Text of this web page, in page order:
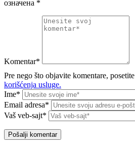
означена *
Komentar*
Pre nego što objavite komentare, posetite
korišćenja usluge.
Ime*
Email adresa*
Vaš veb-sajt*